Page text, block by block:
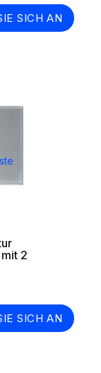
SICH AN
2
SICH AN